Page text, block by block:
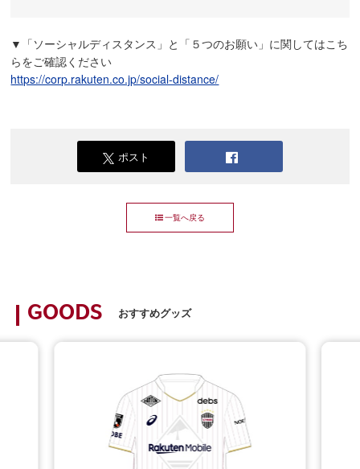
▼「ソーシャルディスタンス」と「５つのお願い」に関してはこち
らをご確認ください
https://corp.rakuten.co.jp/social-distance/
ポスト
一覧へ戻る
GOODS おすすめグッズ